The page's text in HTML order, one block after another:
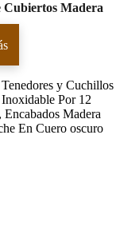
Cubiertos Madera
y Cuchillos
Por 12
Encabados Madera
En Cuero oscuro